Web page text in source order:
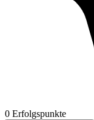
0 Erfolgspunkte